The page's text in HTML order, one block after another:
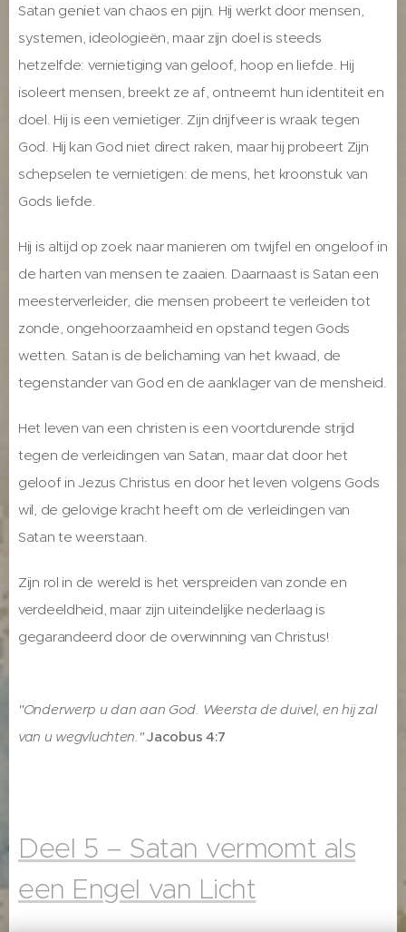
Satan geniet van chaos en pijn. Hij werkt door mensen,
systemen, ideologieën, maar zijn doel is steeds
hetzelfde: vernietiging van geloof, hoop en liefde. Hij
isoleert mensen, breekt ze af, ontneemt hun identiteit en
doel. Hij is een vernietiger. Zijn drijfveer is wraak tegen
God. Hij kan God niet direct raken, maar hij probeert Zijn
schepselen te vernietigen: de mens, het kroonstuk van
Gods liefde.
Hij is altijd op zoek naar manieren om twijfel en ongeloof in
de harten van mensen te zaaien. Daarnaast is Satan een
meesterverleider, die mensen probeert te verleiden tot
zonde, ongehoorzaamheid en opstand tegen Gods
wetten. Satan is de belichaming van het kwaad, de
tegenstander van God en de aanklager van de mensheid.
Het leven van een christen is een voortdurende strijd
tegen de verleidingen van Satan, maar dat door het
geloof in Jezus Christus en door het leven volgens Gods
wil, de gelovige kracht heeft om de verleidingen van
Satan te weerstaan.
Zijn rol in de wereld is het verspreiden van zonde en
verdeeldheid, maar zijn uiteindelijke nederlaag is
gegarandeerd door de overwinning van Christus!
"Onderwerp u dan aan God. Weersta de duivel, en hij zal
van u wegvluchten."Jacobus 4:7
Deel 5 – Satan vermomt als
een Engel van Licht